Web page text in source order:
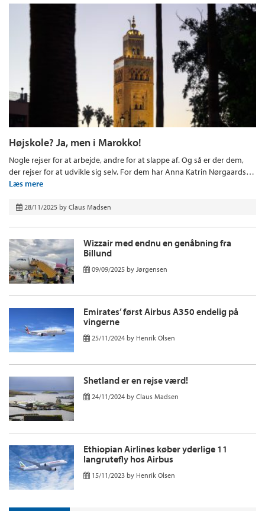
Højskole? Ja, men i Marokko!
Nogle rejser for at arbejde, andre for at slappe af. Og så er der dem,
der rejser for at udvikle sig selv. For dem har Anna Katrin Nørgaards…
Læs mere
28/11/2025 by Claus Madsen
Wizzair med endnu en genåbning fra
Billund
09/09/2025 by Jørgensen
Emirates’ først Airbus A350 endelig på
vingerne
25/11/2024 by Henrik Olsen
Shetland er en rejse værd!
24/11/2024 by Claus Madsen
Ethiopian Airlines køber yderlige 11
langrutefly hos Airbus
15/11/2023 by Henrik Olsen